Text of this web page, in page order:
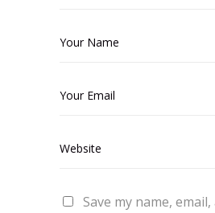
Save my name,